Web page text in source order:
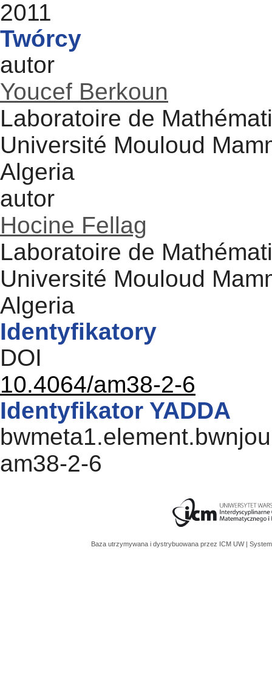
2011
Twórcy
autor
Youcef Berkoun
Laboratoire de
Université Mouloud
Algeria
autor
Hocine Fellag
Laboratoire de
Université Mouloud
Algeria
Identyfikatory
DOI
10.4064/am38-2-6
Identyfikator YADDA
am38-2-6
Baza utrzymywana i dystrybuowana przez ICM UW |